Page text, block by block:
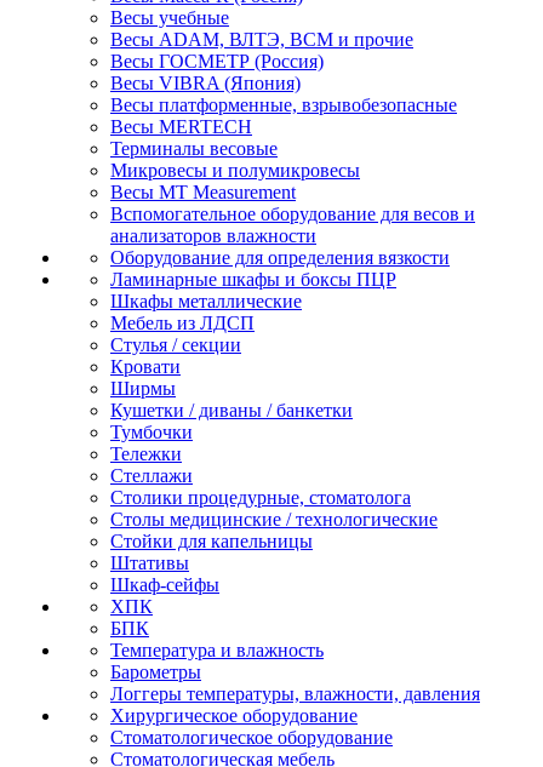
Весы учебные
Весы ADAM, ВЛТЭ, BCM и прочие
Весы ГОСМЕТР (Россия)
Весы VIBRA (Япония)
Весы платформенные, взрывобезопасные
Весы MERTECH
Терминалы весовые
Микровесы и полумикровесы
Весы MT Measurement
Вспомогательное оборудование для весов и
анализаторов влажности
Оборудование для определения вязкости
Ламинарные шкафы и боксы ПЦР
Шкафы металлические
Мебель из ЛДСП
Стулья / секции
Кровати
Ширмы
Кушетки / диваны / банкетки
Тумбочки
Тележки
Стеллажи
Столики процедурные, стоматолога
Столы медицинские / технологические
Стойки для капельницы
Штативы
Шкаф-сейфы
ХПК
БПК
Температура и влажность
Барометры
Логгеры температуры, влажности, давления
Хирургическое оборудование
Стоматологическое оборудование
Стоматологическая мебель